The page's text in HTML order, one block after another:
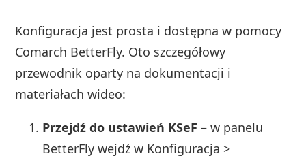
Konfiguracja jest prosta i dostępna w pomocy
Comarch BetterFly. Oto szczegółowy
przewodnik oparty na dokumentacji i
materiałach wideo:
Przejdź do ustawień KSeF – w panelu
BetterFly wejdź w Konfiguracja >